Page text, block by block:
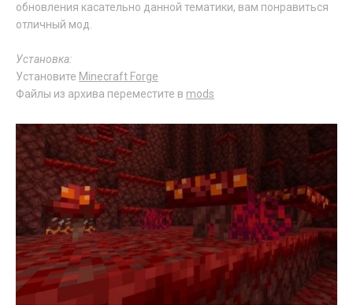
обновления касательно данной тематики, вам понравиться
отличный мод.
Установка:
Установите Minecraft Forge
Файлы из архива переместите в mods